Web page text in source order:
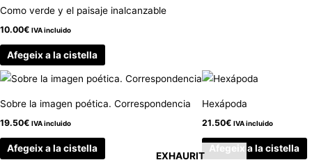
Como verde y el paisaje inalcanzable
10.00€ IVA incluido
Afegeix a la cistella
Sobre la imagen poética. Correspondencia
19.50€ IVA incluido
Afegeix a la cistella
Hexápoda
21.50€ IVA incluido
Afegeix a la cistella
EXHAURIT